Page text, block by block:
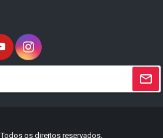
Todos os direitos reservados.